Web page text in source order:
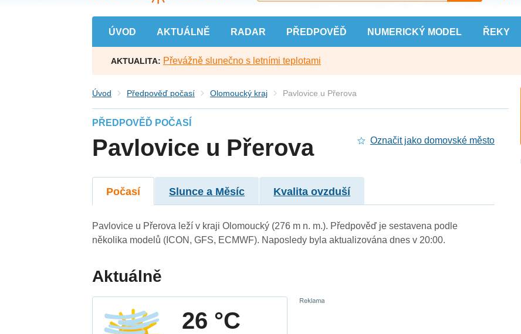
ÚVOD AKTUÁLNĚ RADAR PŘEDPOVĚĎ NUMERICKÝ MODEL ŘEKY
AKTUALITA: Převážně slunečno s letními teplotami
Úvod Předpověď počasí Olomoucký kraj Pavlovice u Přerova
PŘEDPOVĚĎ POČASÍ
Pavlovice u Přerova Označit jako domovské město
Počasí Slunce a Měsíc Kvalita ovzduší
Pavlovice u Přerova leží v kraji Olomoucký (276 m n. m.). Předpověď je sestavena podle
několika modelů (ICON, GFS, ECMWF). Naposledy byla aktualizována dnes v 20:00.
Aktuálně
26 °C